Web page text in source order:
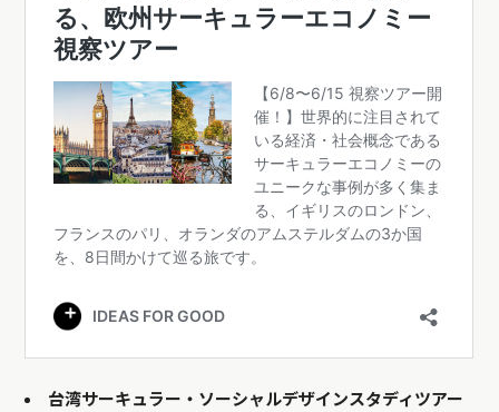
台湾サーキュラー・ソーシャルデザインスタディツアー